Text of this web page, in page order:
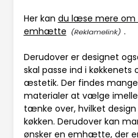
Her kan du læse mere om
emhætte
.
Derudover er designet
skal passe ind i køkkenets
æstetik. Der findes
materialer at vælge
tænke over, hvilket
køkken. Derudover kan
ønsker en emhætte, der